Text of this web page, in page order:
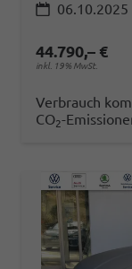
06.10.2025
44.790,– €
inkl. 19% MwSt.
Verbrauch
CO2-